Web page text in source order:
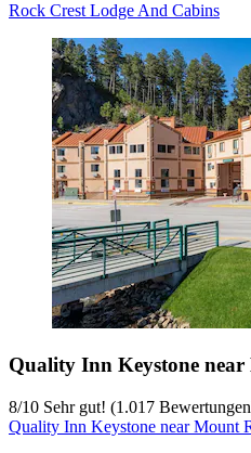
Rock Crest Lodge And Cabins
Quality Inn Keystone
8/10 Sehr gut! (1.017
Quality Inn Keystone near Mount